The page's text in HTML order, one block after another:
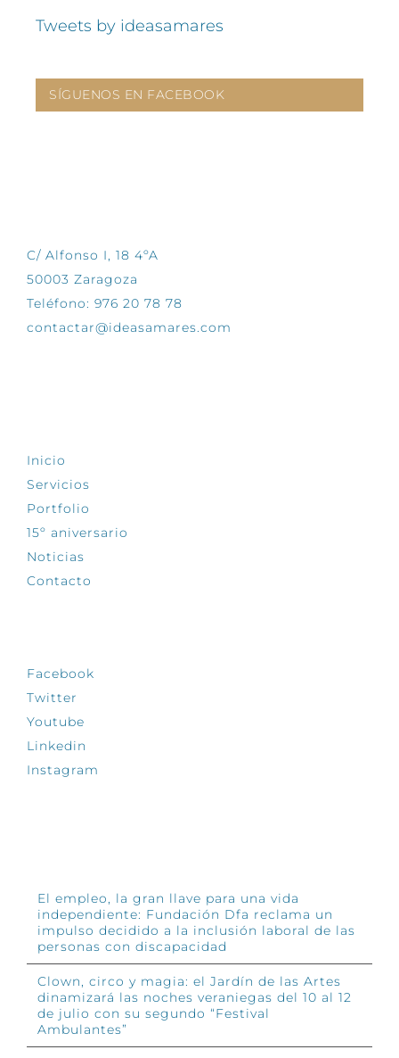
Tweets by ideasamares
SÍGUENOS EN FACEBOOK
C/ Alfonso I, 18 4ºA
50003 Zaragoza
Teléfono: 976 20 78 78
contactar@ideasamares.com
Inicio
Servicios
Portfolio
15º aniversario
Noticias
Contacto
Facebook
Twitter
Youtube
Linkedin
Instagram
El empleo, la gran llave para una vida
independiente: Fundación Dfa reclama un
impulso decidido a la inclusión laboral de las
personas con discapacidad
Clown, circo y magia: el Jardín de las Artes
dinamizará las noches veraniegas del 10 al 12
de julio con su segundo “Festival
Ambulantes”